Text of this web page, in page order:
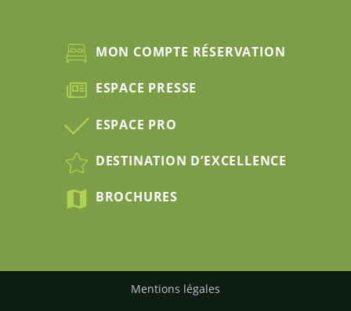
MON COMPTE RÉSERVATION
ESPACE PRESSE
ESPACE PRO
DESTINATION D’EXCELLENCE
BROCHURES
Mentions légales